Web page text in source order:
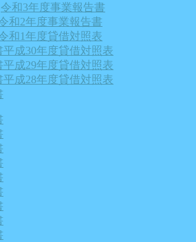
令和3年度事業報告書
和2年度事業報告書
和1年度貸借対照表
平成30年度貸借対照表
平成29年度貸借対照表
平成28年度貸借対照表